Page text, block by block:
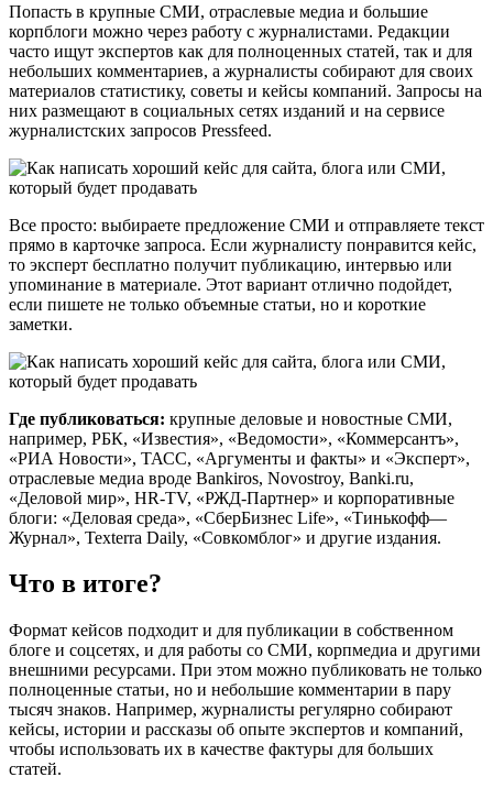
Попасть в крупные СМИ, отраслевые медиа и большие
корпблоги можно через работу с журналистами. Редакции
часто ищут экспертов как для полноценных статей, так и для
небольших комментариев, а журналисты собирают для своих
материалов статистику, советы и кейсы компаний. Запросы на
них размещают в социальных сетях изданий и на сервисе
журналистских запросов Pressfeed.
Все просто: выбираете предложение СМИ и отправляете текст
прямо в карточке запроса. Если журналисту понравится кейс,
то эксперт бесплатно получит публикацию, интервью или
упоминание в материале. Этот вариант отлично подойдет,
если пишете не только объемные статьи, но и короткие
заметки.
Где публиковаться: крупные деловые и новостные СМИ,
например, РБК, «Известия», «Ведомости», «Коммерсантъ»,
«РИА Новости», ТАСС, «Аргументы и факты» и «Эксперт»,
отраслевые медиа вроде Bankiros, Novostroy, Banki.ru,
«Деловой мир», HR-TV, «РЖД-Партнер» и корпоративные
блоги: «Деловая среда», «СберБизнес Life», «Тинькофф—
Журнал», Texterra Daily, «Совкомблог» и другие издания.
Что в итоге?
Формат кейсов подходит и для публикации в собственном
блоге и соцсетях, и для работы со СМИ, корпмедиа и другими
внешними ресурсами. При этом можно публиковать не только
полноценные статьи, но и небольшие комментарии в пару
тысяч знаков. Например, журналисты регулярно собирают
кейсы, истории и рассказы об опыте экспертов и компаний,
чтобы использовать их в качестве фактуры для больших
статей.